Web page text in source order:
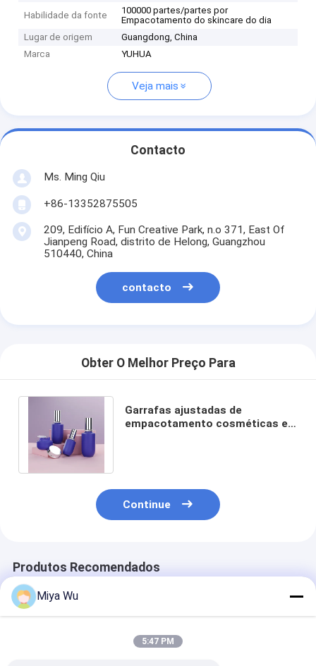
Habilidade da fonte
100000 partes/partes por
Empacotamento do skincare do dia
Lugar de origem
Guangdong, China
Marca
YUHUA
Veja mais
Contacto
Ms. Ming Qiu
+86-13352875505
209, Edifício A, Fun Creative Park, n.o 371, East Of
Jianpeng Road, distrito de Helong, Guangzhou
510440, China
contacto
Obter O Melhor Preço Para
Garrafas ajustadas de
empacotamento cosméticas e
Continue
Produtos Recomendados
Miya Wu
5:47 PM